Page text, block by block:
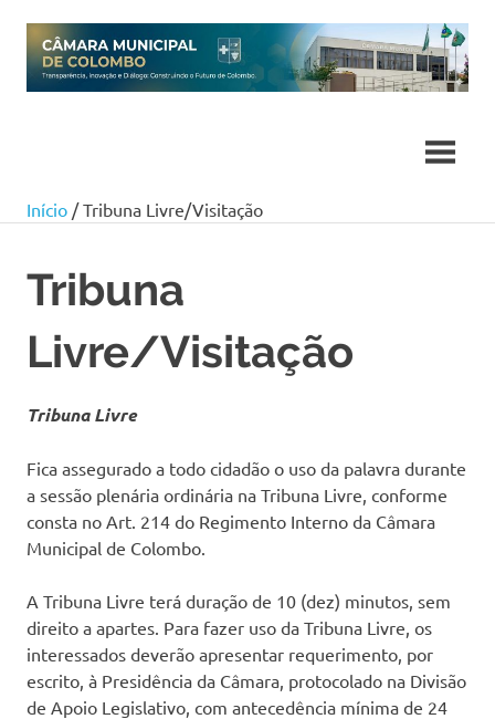
content
Início / Tribuna Livre/Visitação
Tribuna
Livre/Visitação
Tribuna Livre
Fica assegurado a todo cidadão o uso da palavra durante
a sessão plenária ordinária na Tribuna Livre, conforme
consta no Art. 214 do Regimento Interno da Câmara
Municipal de Colombo.
A Tribuna Livre terá duração de 10 (dez) minutos, sem
direito a apartes. Para fazer uso da Tribuna Livre, os
interessados deverão apresentar requerimento, por
escrito, à Presidência da Câmara, protocolado na Divisão
de Apoio Legislativo, com antecedência mínima de 24